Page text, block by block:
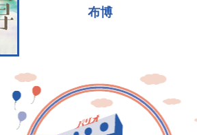
布博